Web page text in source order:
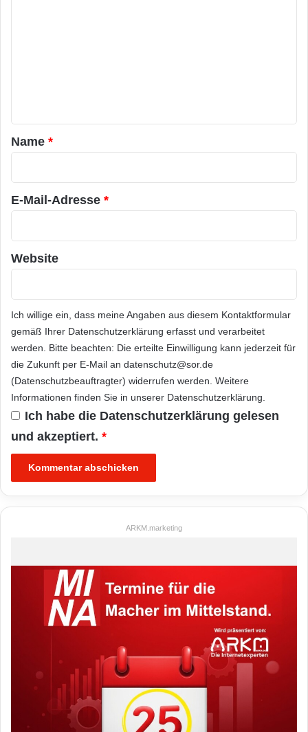
a
r
*
Name *
E-Mail-Adresse *
Website
Ich willige ein, dass meine Angaben aus diesem Kontaktformular
gemäß Ihrer Datenschutzerklärung erfasst und verarbeitet
werden. Bitte beachten: Die erteilte Einwilligung kann jederzeit für
die Zukunft per E-Mail an datenschutz@sor.de
(Datenschutzbeauftragter) widerrufen werden. Weitere
Informationen finden Sie in unserer Datenschutzerklärung
Ich habe die Datenschutzerklärung gelesen
und akzeptiert. *
ARKM.marketing